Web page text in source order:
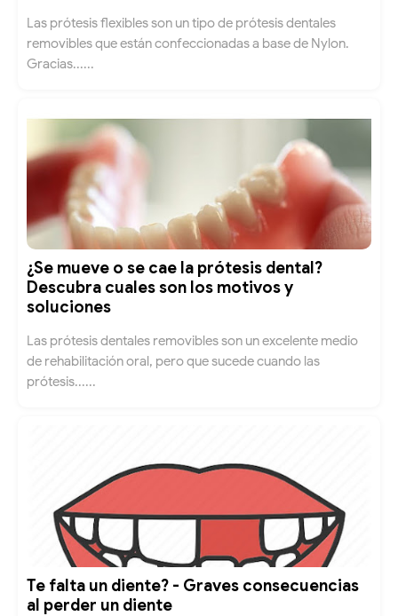
Las prótesis flexibles son un tipo de prótesis dentales
removibles que están confeccionadas a base de Nylon.
Gracias......
¿Se mueve o se cae la prótesis dental?
Descubra cuales son los motivos y
soluciones
Las prótesis dentales removibles son un excelente medio
de rehabilitación oral, pero que sucede cuando las
prótesis......
Te falta un diente? - Graves consecuencias
al perder un diente